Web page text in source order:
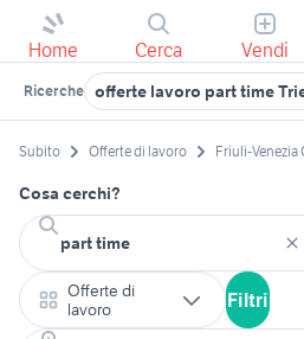
Home Cerca Vendi
Ricerche offerte lavoro part time
Subito Offerte di lavoro Friuli-Venezia
Cosa cerchi?
Offerte di
lavoro
Filtri